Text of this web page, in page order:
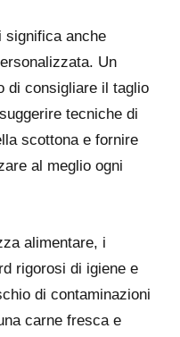
significa anche
. Un
di consigliare il taglio
tecniche di
scottona e fornire
al meglio ogni
alimentare, i
rigorosi di igiene e
di contaminazioni
carne fresca e